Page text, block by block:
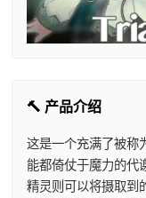
🔨 产品介绍
这是一个充满了被称
能都倚仗于魔力的代
精灵则可以将摄取到